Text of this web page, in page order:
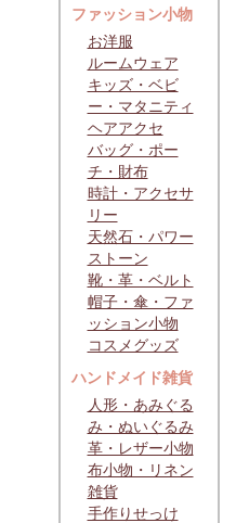
ファッション小物
お洋服
ルームウェア
キッズ・ベビ
ー・マタニティ
ヘアアクセ
バッグ・ポー
チ・財布
時計・アクセサ
リー
天然石・パワー
ストーン
靴・革・ベルト
帽子・傘・ファ
ッション小物
コスメグッズ
ハンドメイド雑貨
人形・あみぐる
み・ぬいぐるみ
革・レザー小物
布小物・リネン
雑貨
手作りせっけ